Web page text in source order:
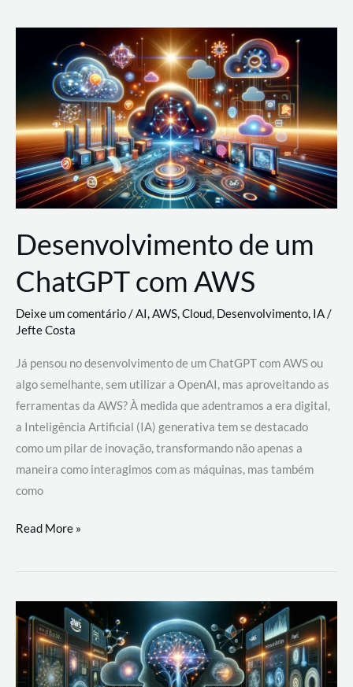
Nuvem:
Google
Cloud,
AWS
e
Azure
Desenvolvimento de um
ChatGPT com AWS
Deixe um comentário/AI,AWS,Cloud, Desenvolvimento, IA/
Jefte Costa
Já pensou no desenvolvimento de um ChatGPT com AWS ou
algo semelhante, sem utilizar a OpenAI, mas aproveitando as
ferramentas da AWS? À medida que adentramos a era digital,
a Inteligência Artificial (IA) generativa tem se destacado
como um pilar de inovação, transformando não apenas a
maneira como interagimos com as máquinas, mas também
como
Desenvolvimento
um
com
AWS
Read More »